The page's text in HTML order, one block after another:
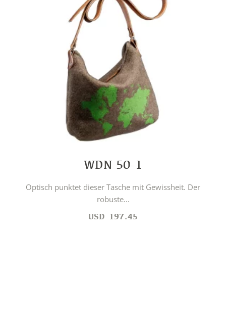
WDN 50-1
Optisch punktet dieser Tasche mit Gewissheit. Der
robuste...
USD 197.45